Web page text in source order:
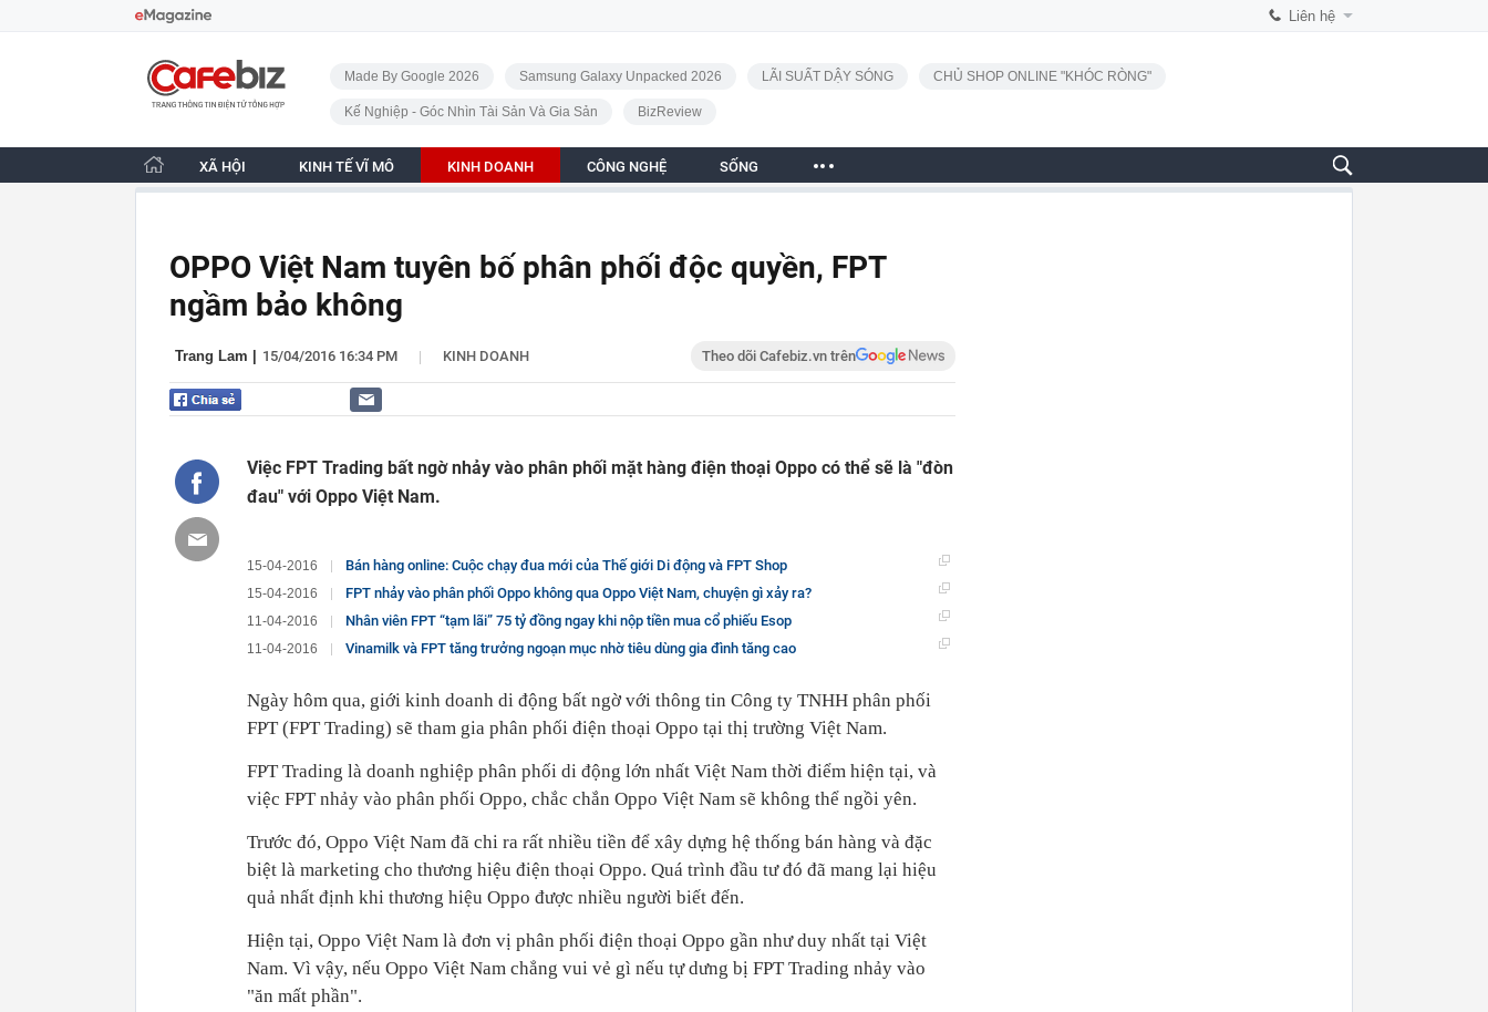
Liên hệ
CafeBiz - Trang chủ
Made By Google 2026 Samsung Galaxy Unpacked 2026 LÃI SUẤT DẬY SÓNG CHỦ SHOP ONLINE "KHÓC RÒNG"
Kế Nghiệp - Góc Nhìn Tài Sản Và Gia Sản BizReview
XÃ HỘI KINH TẾ VĨ MÔ KINH DOANH CÔNG NGHỆ SỐNG
OPPO Việt Nam tuyên bố phân phối độc quyền, FPT
ngầm bảo không
Trang Lam 15/04/2016 16:34 PM | KINH DOANH Theo dõi Cafebiz.vn trên
Việc FPT Trading bất ngờ nhảy vào phân phối mặt hàng điện thoại Oppo có thể sẽ là "đòn
đau" với Oppo Việt Nam.
15-04-2016 Bán hàng online: Cuộc chạy đua mới của Thế giới Di động và FPT Shop
15-04-2016 FPT nhảy vào phân phối Oppo không qua Oppo Việt Nam, chuyện gì xảy ra?
11-04-2016 Nhân viên FPT “tạm lãi” 75 tỷ đồng ngay khi nộp tiền mua cổ phiếu Esop
11-04-2016 Vinamilk và FPT tăng trưởng ngoạn mục nhờ tiêu dùng gia đình tăng cao
Ngày hôm qua, giới kinh doanh di động bất ngờ với thông tin Công ty TNHH phân phối
FPT (FPT Trading) sẽ tham gia phân phối điện thoại Oppo tại thị trường Việt Nam.
FPT Trading là doanh nghiệp phân phối di động lớn nhất Việt Nam thời điểm hiện tại, và
việc FPT nhảy vào phân phối Oppo, chắc chắn Oppo Việt Nam sẽ không thể ngồi yên.
Trước đó, Oppo Việt Nam đã chi ra rất nhiều tiền để xây dựng hệ thống bán hàng và đặc
biệt là marketing cho thương hiệu điện thoại Oppo. Quá trình đầu tư đó đã mang lại hiệu
quả nhất định khi thương hiệu Oppo được nhiều người biết đến.
Hiện tại, Oppo Việt Nam là đơn vị phân phối điện thoại Oppo gần như duy nhất tại Việt
Nam. Vì vậy, nếu Oppo Việt Nam chẳng vui vẻ gì nếu tự dưng bị FPT Trading nhảy vào
"ăn mất phần".